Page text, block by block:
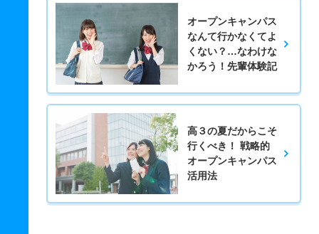
オープンキャンパス
なんて行かなくてよ
くない？…なわけな
かろう！先輩体験記
高３の夏だからこそ
行くべき！ 戦略的
オープンキャンパス
活用法